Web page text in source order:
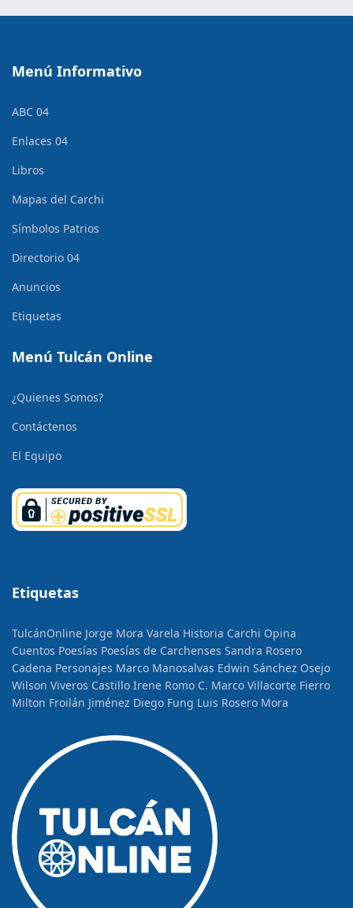
Menú Informativo
ABC 04
Enlaces 04
Libros
Mapas del Carchi
Símbolos Patrios
Directorio 04
Anuncios
Etiquetas
Menú Tulcán Online
¿Quienes Somos?
Contáctenos
El Equipo
Etiquetas
TulcánOnline Jorge Mora Varela Historia Carchi Opina
Cuentos Poesías Poesías de Carchenses Sandra Rosero
Cadena Personajes Marco Manosalvas Edwin Sánchez Osejo
Wilson Viveros Castillo Irene Romo C. Marco Villacorte Fierro
Milton Froilán Jiménez Diego Fung Luis Rosero Mora